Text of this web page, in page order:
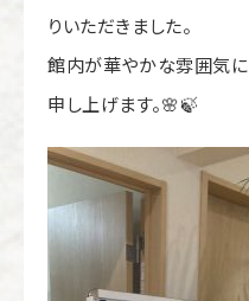
りいただきました。
館内が華やかな雰囲気
申し上げます。🌸🍃